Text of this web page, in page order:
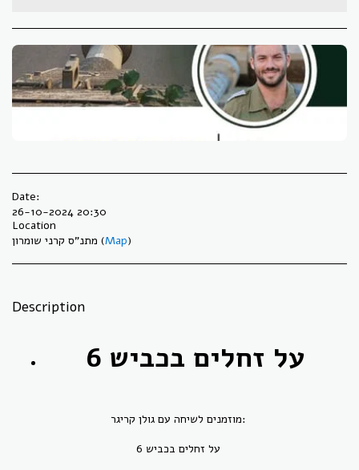
Date:
26-10-2024 20:30
Location
מתנ"ס קרני שומרון (Map)
Description
על זחלים בכביש 6
מוזמנים לשיחה עם גולן קריגר: